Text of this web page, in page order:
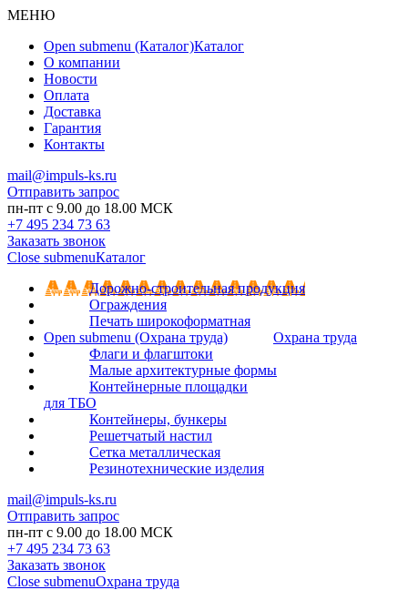
МЕНЮ
Open submenu (Каталог)Каталог
О компании
Новости
Оплата
Доставка
Гарантия
Контакты
mail@impuls-ks.ru
Отправить запрос
пн-пт с 9.00 до 18.00 МСК
+7 495 234 73 63
Заказать звонок
Close submenuКаталог
Дорожно-строительная продукция
Ограждения
Печать широкоформатная
Open submenu (Охрана труда)
Охрана труда
Флаги и флагштоки
Малые архитектурные формы
Контейнерные площадки
для ТБО
Контейнеры, бункеры
Решетчатый настил
Сетка металлическая
Резинотехнические изделия
mail@impuls-ks.ru
Отправить запрос
пн-пт с 9.00 до 18.00 МСК
+7 495 234 73 63
Заказать звонок
Close submenuОхрана труда